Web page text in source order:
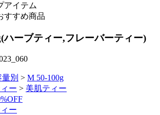
アイテム
すすめ商品
ハーブティー,フレーバーティー)
別 > M 50-100g
ー > 美肌ティー
ー